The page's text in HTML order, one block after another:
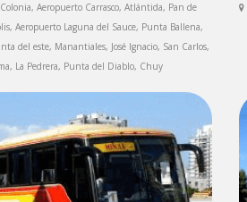
Aeropuerto Carrasco, Atlántida, Pan de
Aeropuerto Laguna del Sauce, Punta Ballena,
del este, Manantiales, José Ignacio, San Carlos,
La Pedrera, Punta del Diablo, Chuy